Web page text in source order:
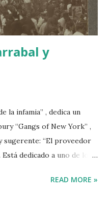
un ataque no
mayor Kilp...
y
la infamia” , dedica un
“Gangs of New York” ,
sugerente: “El proveedor
dedicado a uno de los
tiempo (y tal vez de todas
READ MORE »